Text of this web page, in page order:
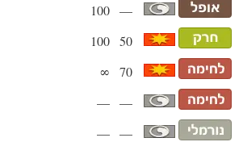
—
100
50
100
70
∞
—
—
—
—